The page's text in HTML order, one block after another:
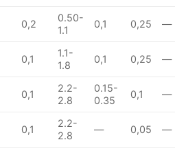
0,2
0.50-
1.1
0,1 0,25 —
0,1
1.1-
1.8
0,1 0,25 —
0,1
2.2-
2.8
0.15-
0.35
0,1 —
0,1
2.2-
2.8
— 0,05 —